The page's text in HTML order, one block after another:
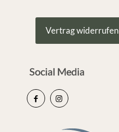
Vertrag widerrufen
Social Media